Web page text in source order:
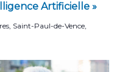
Artificielle »
Saint-Paul-de-Vence,